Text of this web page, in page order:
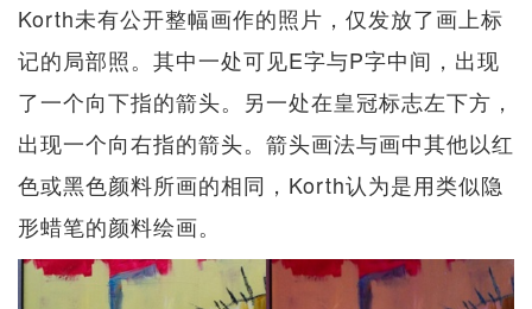
Korth未有公开整幅画作的照片，仅发放了画上标
记的局部照。其中一处可见E字与P字中间，出现
了一个向下指的箭头。另一处在皇冠标志左下方，
出现一个向右指的箭头。箭头画法与画中其他以红
色或黑色颜料所画的相同，Korth认为是用类似隐
形蜡笔的颜料绘画。